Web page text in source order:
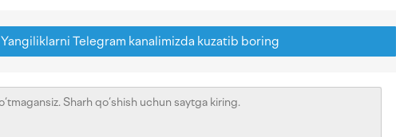
Yangiliklarni Telegram kanalimizda kuzatib boring